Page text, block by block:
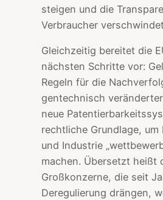
steigen und die
Verbraucher
Gleichzeitig bereitet die
nächsten Schritte vor:
Regeln für die
gentechnisch
neue
rechtliche Grundlage, um
und Industrie
machen. Übersetzt heißt
Großkonzerne, die seit
Deregulierung drängen,